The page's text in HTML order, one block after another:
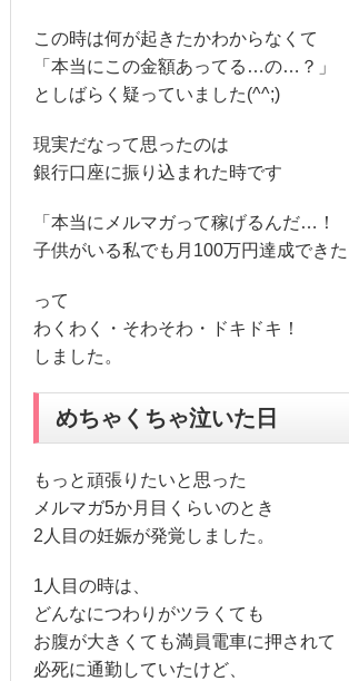
この時は何が起きたかわからなくて
「本当にこの金額あってる…の…？」
としばらく疑っていました(^^;)
現実だなって思ったのは
銀行口座に振り込まれた時です
「本当にメルマガって稼げるんだ…！
子供がいる私でも月100万円達成でき
って
わくわく・そわそわ・ドキドキ！
しました。
めちゃくちゃ泣いた日
もっと頑張りたいと思った
メルマガ5か月目くらいのとき
2人目の妊娠が発覚しました。
1人目の時は、
どんなにつわりがツラくても
お腹が大きくても満員電車に押されて
必死に通勤していたけど、